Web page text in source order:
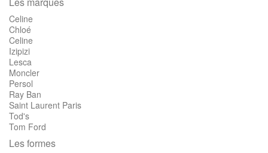
Celine
Chloé
Celine
Izipizi
Lesca
Moncler
Persol
Ray Ban
Saint Laurent Paris
Tod's
Tom Ford
Les formes